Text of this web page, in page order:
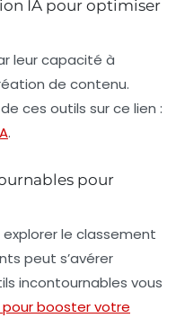
IA pour optimiser
leur capacité à
de contenu.
ces outils sur ce lien :
.
pour
le classement
peut s’avérer
incontournables vous
pour booster votre